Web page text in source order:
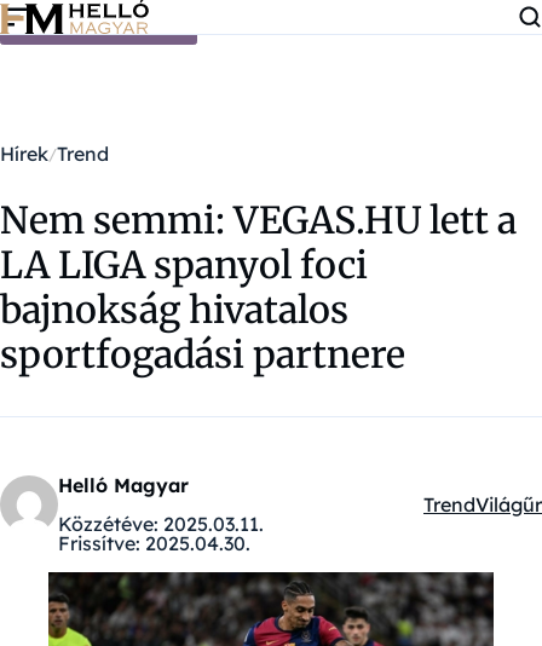
Ugrás a tartalomra
Hírek Trend
Nem semmi: VEGAS.HU lett a
LA LIGA spanyol foci
bajnokság hivatalos
sportfogadási partnere
Helló Magyar
Közzétéve: 2025.03.11.
Frissítve: 2025.04.30.
Kategóriák:
TrendVilágűr